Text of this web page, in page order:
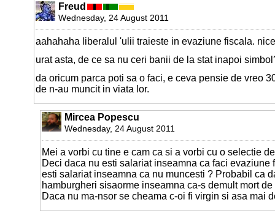
Freud
Wednesday, 24 August 2011
aahahaha liberalul 'ulii traieste in evaziune fiscala.
urat asta, de ce sa nu ceri banii de la stat inapoi
da oricum parca poti sa o faci, e ceva pensie de vreo
de n-au muncit in viata lor.
Mircea Popescu
Wednesday, 24 August 2011
Mei a vorbi cu tine e cam ca si a vorbi cu o selectie
Deci daca nu esti salariat inseamna ca faci evaziune
esti salariat inseamna ca nu muncesti ? Probabil ca
hamburgheri sisaorme inseamna ca-s demult mort
Daca nu ma-nsor se cheama c-oi fi virgin si asa mai